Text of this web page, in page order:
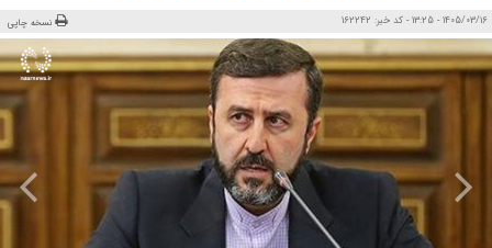
1405/03/16 - 13:25 - کد خبر: 162242 نسخه چاپی